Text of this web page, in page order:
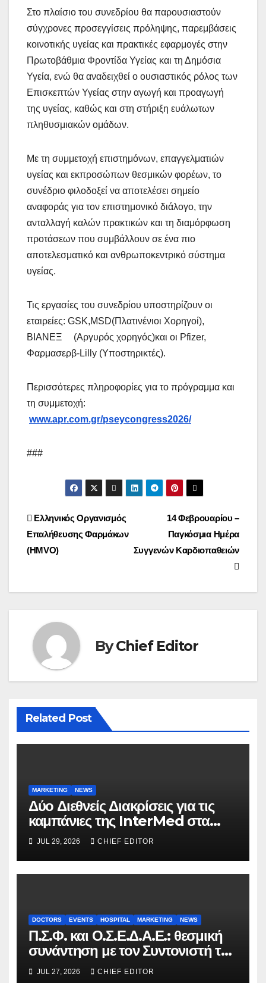
Στο πλαίσιο του συνεδρίου θα παρουσιαστούν
σύγχρονες προσεγγίσεις πρόληψης, παρεμβάσεις
κοινοτικής υγείας και πρακτικές εφαρμογές στην
Πρωτοβάθμια Φροντίδα Υγείας και τη Δημόσια
Υγεία, ενώ θα αναδειχθεί ο ουσιαστικός ρόλος των
Επισκεπτών Υγείας στην αγωγή και προαγωγή
της υγείας, καθώς και στη στήριξη ευάλωτων
πληθυσμιακών ομάδων.
Με τη συμμετοχή επιστημόνων, επαγγελματιών
υγείας και εκπροσώπων θεσμικών φορέων, το
συνέδριο φιλοδοξεί να αποτελέσει σημείο
αναφοράς για τον επιστημονικό διάλογο, την
ανταλλαγή καλών πρακτικών και τη διαμόρφωση
προτάσεων που συμβάλλουν σε ένα πιο
αποτελεσματικό και ανθρωποκεντρικό σύστημα
υγείας.
Τις εργασίες του συνεδρίου υποστηρίζουν οι
εταιρείες: GSK,MSD(Πλατινένιοι Χορηγοί),
ΒΙΑΝΕΞ (Αργυρός χορηγός)και οι Pfizer,
Φαρμασερβ-Lilly (Υποστηρικτές).
Περισσότερες πληροφορίες για το πρόγραμμα και
τη συμμετοχή:
www.apr.com.gr/pseycongress2026/
###
Post
navigation
14 Φεβρουαρίου –
Παγκόσμια Ημέρα
Συγγενών Καρδιοπαθειών
Ελληνικός Οργανισμός
Επαλήθευσης Φαρμάκων
(HMVO)
ByChief Editor
Related Post
MARKETING NEWS
Δύο Διεθνείς Διακρίσεις για τις
καμπάνιες της InterMed στα
FOOH Awards 2026
JUL 29, 2026 CHIEF EDITOR
DOCTORS EVENTS HOSPITAL MARKETING NEWS
Π.Σ.Φ. και Ο.Σ.Ε.Δ.Α.Ε.: θεσμική
συνάντηση με τον Συντονιστή του
Γραφείου του Πρωθυπουργού
JUL 27, 2026 CHIEF EDITOR